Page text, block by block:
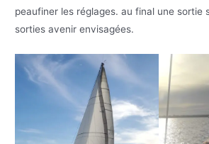
peaufiner les réglages. au final une sortie
sorties avenir envisagées.